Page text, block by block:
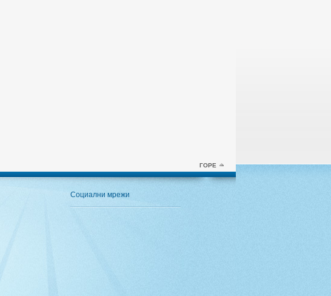
ГОРЕ
Социални мрежи